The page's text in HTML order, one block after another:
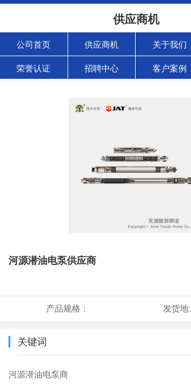
供应商机
公司首页 供应商机 关于我们
荣誉认证 招聘中心 客户案例
河源潜油电泵供应商
产品规格： 发货地:
关键词
河源潜油电泵商